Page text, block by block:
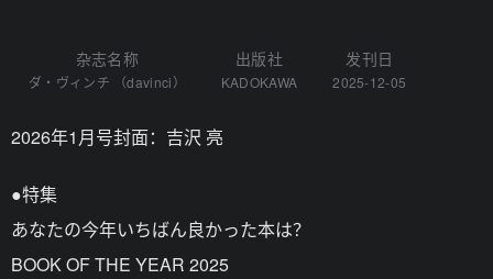
杂志名称
ダ・ヴィンチ （davinci）
出版社
KADOKAWA
发刊日
2025-12-05
2026年1月号封面：吉沢 亮
●特集
あなたの今年いちばん良かった本は？
BOOK OF THE YEAR 2025